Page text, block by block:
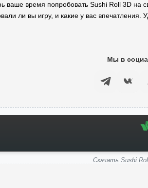
ваше время попробовать Sushi Roll 3D на
ли вы игру, и какие у вас впечатления.
Мы в
Скачать Sushi